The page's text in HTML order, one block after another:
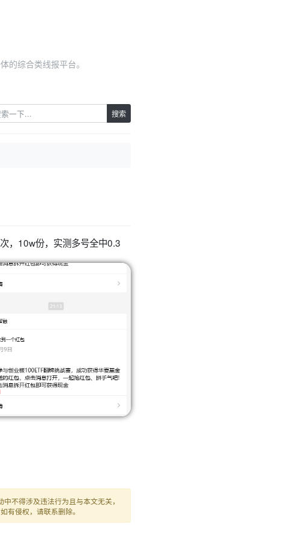
的综合类线报平台。
搜索
，10w份，实测多号全中0.3
不得涉及违法行为且与本文无关，
有侵权，请联系删除。